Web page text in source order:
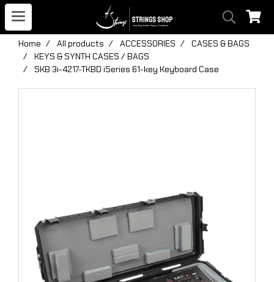
Home All products ACCESSORIES
CASES & BAGS
KEYS & SYNTH CASES / BAGS
SKB 3i-4217-TKBD iSeries 61-key Keyboard Case